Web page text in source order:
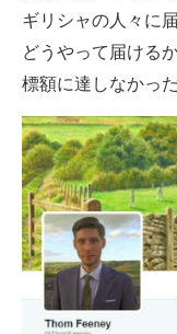
ギリシャの人々に
どうやって届ける
標額に達しなかっ